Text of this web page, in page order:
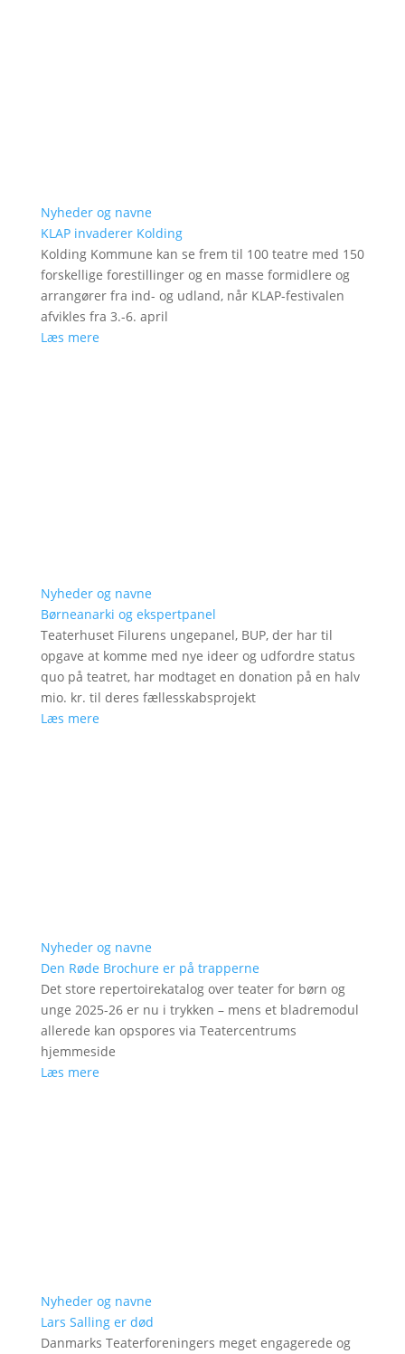
Nyheder og navne
KLAP invaderer Kolding
Kolding Kommune kan se frem til 100 teatre med 150
forskellige forestillinger og en masse formidlere og
arrangører fra ind- og udland, når KLAP-festivalen
afvikles fra 3.-6. april
Læs mere
Nyheder og navne
Børneanarki og ekspertpanel
Teaterhuset Filurens ungepanel, BUP, der har til
opgave at komme med nye ideer og udfordre status
quo på teatret, har modtaget en donation på en halv
mio. kr. til deres fællesskabsprojekt
Læs mere
Nyheder og navne
Den Røde Brochure er på trapperne
Det store repertoirekatalog over teater for børn og
unge 2025-26 er nu i trykken – mens et bladremodul
allerede kan opspores via Teatercentrums
hjemmeside
Læs mere
Nyheder og navne
Lars Salling er død
Danmarks Teaterforeningers meget engagerede og